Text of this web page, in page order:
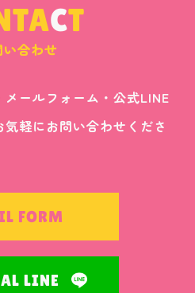
CT
い合わせ
ールフォーム・公式LINE
軽にお問い合わせくださ
FORM
LINE